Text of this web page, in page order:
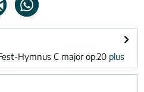
Hymnus C major op.20 plus